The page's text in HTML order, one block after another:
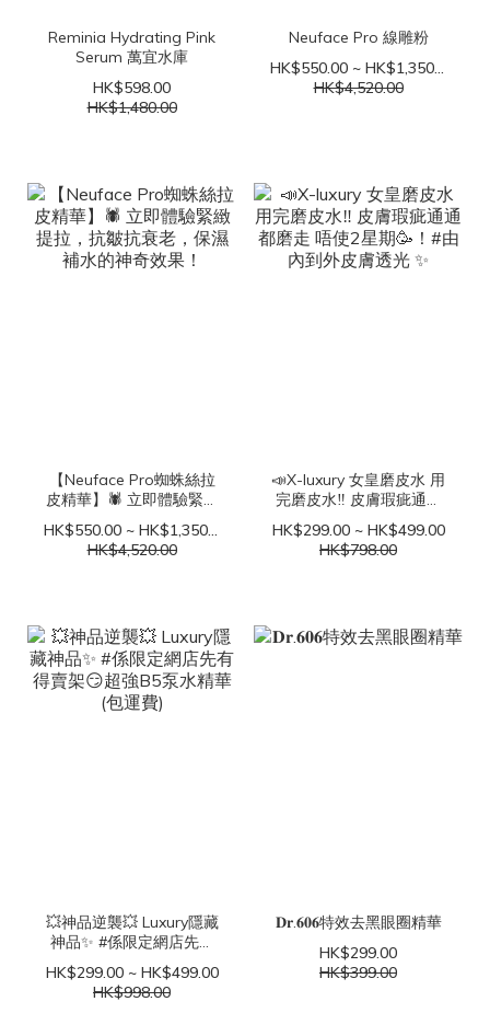
Reminia Hydrating Pink
Serum 萬宜水庫
HK$598.00
HK$1,480.00
Neuface Pro 線雕粉
HK$550.00 ~ HK$1,350.00
HK$4,520.00
【Neuface Pro蜘蛛絲拉
皮精華】🕷️ 立即體驗緊緻
提拉，抗皺抗衰老，保濕
補水的神奇效果！
HK$550.00 ~ HK$1,350.00
HK$4,520.00
📣X-luxury 女皇磨皮水 用
完磨皮水‼️ 皮膚瑕疵通通
都磨走 唔使2星期🥳！#由
內到外皮膚透光 ✨
HK$299.00 ~ HK$499.00
HK$798.00
💥神品逆襲💥 Luxury隱藏
神品✨ #係限定網店先有
得賣架😏超強B5泵水精華
(包運費)
HK$299.00 ~ HK$499.00
HK$998.00
𝐃𝐫.𝟔𝟎𝟔特效去黑眼圈精華
HK$299.00
HK$399.00